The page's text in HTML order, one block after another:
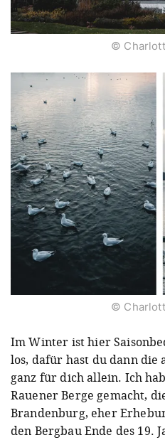
©
©
Im Winter ist hier
los, dafür hast du dann die
ganz für dich allein. Ich
Rauener Berge gemacht,
Brandenburg, eher
den Bergbau Ende des 19.